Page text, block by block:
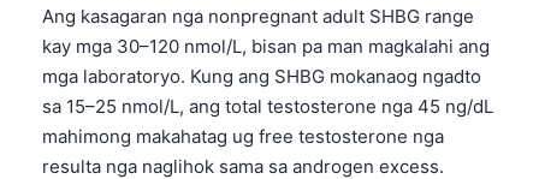
Ang kasagaran nga nonpregnant adult SHBG range
kay mga 30–120 nmol/L, bisan pa man magkalahi ang
mga laboratoryo. Kung ang SHBG mokanaog ngadto
sa 15–25 nmol/L, ang total testosterone nga 45 ng/dL
mahimong makahatag ug free testosterone nga
resulta nga naglihok sama sa androgen excess.